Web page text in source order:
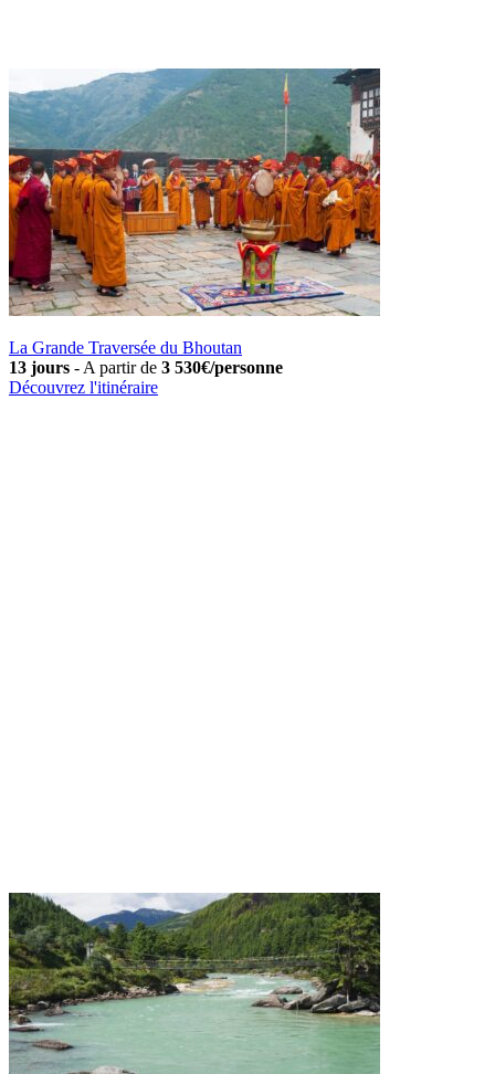
La Grande Traversée du Bhoutan
13 jours - A partir de 3 530€/personne
Découvrez l'itinéraire